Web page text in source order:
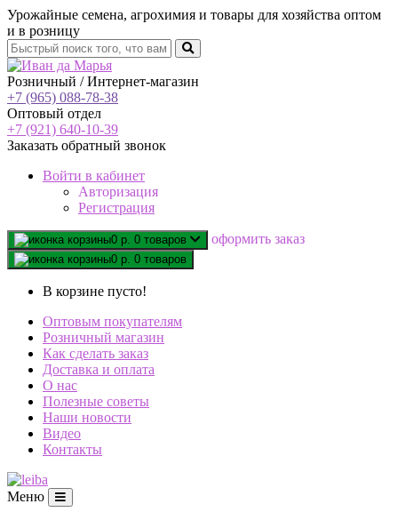
Урожайные семена, агрохимия и товары для хозяйства оптом
и в розницу
Розничный / Интернет-магазин
+7 (965) 088-78-38
Оптовый отдел
+7 (921) 640-10-39
Заказать обратный звонок
Войти в кабинет
Авторизация
Регистрация
0 р. 0 товаров oформить заказ
0 р. 0 товаров
В корзине пусто!
Оптовым покупателям
Розничный магазин
Как сделать заказ
Доставка и оплата
О нас
Полезные советы
Наши новости
Видео
Контакты
Меню